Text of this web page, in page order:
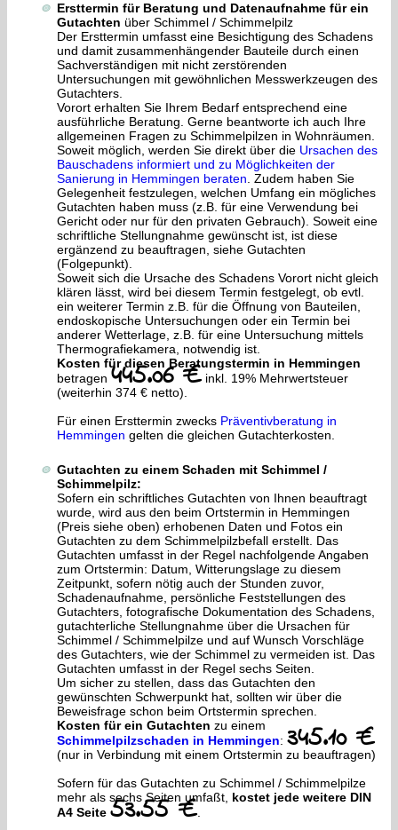
Ersttermin für Beratung und Datenaufnahme für ein
Gutachten über Schimmel / Schimmelpilz
Der Ersttermin umfasst eine Besichtigung des Schadens
und damit zusammenhängender Bauteile durch einen
Sachverständigen mit nicht zerstörenden
Untersuchungen mit gewöhnlichen Messwerkzeugen des
Gutachters.
Vorort erhalten Sie Ihrem Bedarf entsprechend eine
ausführliche Beratung. Gerne beantworte ich auch Ihre
allgemeinen Fragen zu Schimmelpilzen in Wohnräumen.
Soweit möglich, werden Sie direkt über die Ursachen des
Bauschadens informiert und zu Möglichkeiten der
Sanierung in Hemmingen beraten . Zudem haben Sie
Gelegenheit festzulegen, welchen Umfang ein mögliches
Gutachten haben muss (z.B. für eine Verwendung bei
Gericht oder nur für den privaten Gebrauch). Soweit eine
schriftliche Stellungnahme gewünscht ist, ist diese
ergänzend zu beauftragen, siehe Gutachten
(Folgepunkt).
Soweit sich die Ursache des Schadens Vorort nicht gleich
klären lässt, wird bei diesem Termin festgelegt, ob evtl.
ein weiterer Termin z.B. für die Öffnung von Bauteilen,
endoskopische Untersuchungen oder ein Termin bei
anderer Wetterlage, z.B. für eine Untersuchung mittels
Thermografiekamera, notwendig ist.
Kosten für diesen Beratungstermin in Hemmingen
betragen 445.06 € inkl. 19% Mehrwertsteuer
(weiterhin 374 € netto).
Für einen Ersttermin zwecks Präventivberatung in
Hemmingen gelten die gleichen Gutachterkosten.
Gutachten zu einem Schaden mit Schimmel /
Schimmelpilz:
Sofern ein schriftliches Gutachten von Ihnen beauftragt
wurde, wird aus den beim Ortstermin in Hemmingen
(Preis siehe oben) erhobenen Daten und Fotos ein
Gutachten zu dem Schimmelpilzbefall erstellt. Das
Gutachten umfasst in der Regel nachfolgende Angaben
zum Ortstermin: Datum, Witterungslage zu diesem
Zeitpunkt, sofern nötig auch der Stunden zuvor,
Schadenaufnahme, persönliche Feststellungen des
Gutachters, fotografische Dokumentation des Schadens,
gutachterliche Stellungnahme über die Ursachen für
Schimmel / Schimmelpilze und auf Wunsch Vorschläge
des Gutachters, wie der Schimmel zu vermeiden ist. Das
Gutachten umfasst in der Regel sechs Seiten.
Um sicher zu stellen, dass das Gutachten den
gewünschten Schwerpunkt hat, sollten wir über die
Beweisfrage schon beim Ortstermin sprechen.
Kosten für ein Gutachten zu einem
Schimmelpilzschaden in Hemmingen: 345.10 €
(nur in Verbindung mit einem Ortstermin zu beauftragen)
Sofern für das Gutachten zu Schimmel / Schimmelpilze
mehr als sechs Seiten umfaßt, kostet jede weitere DIN
A4 Seite 53.55 €